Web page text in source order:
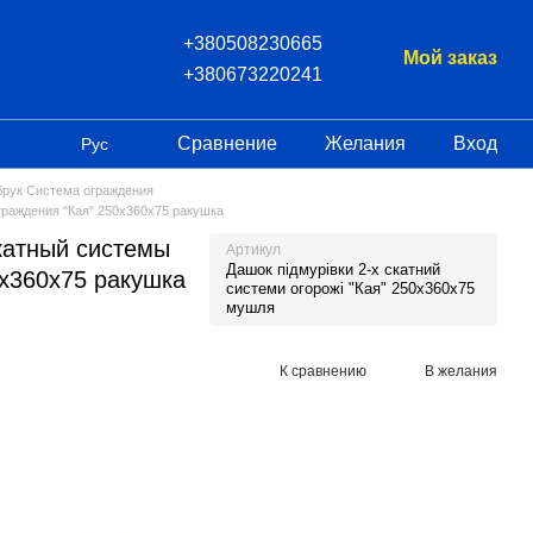
+380508230665
+380673220241
Мой заказ
Рус Сравнение Желания Вход
Система ограждения
"Кая" 250х360x75 ракушка
системы
ракушка
Артикул
Дашок підмурівки 2-х скатний
системи огорожі "Кая" 250x360x75
мушля
К сравнению В желания